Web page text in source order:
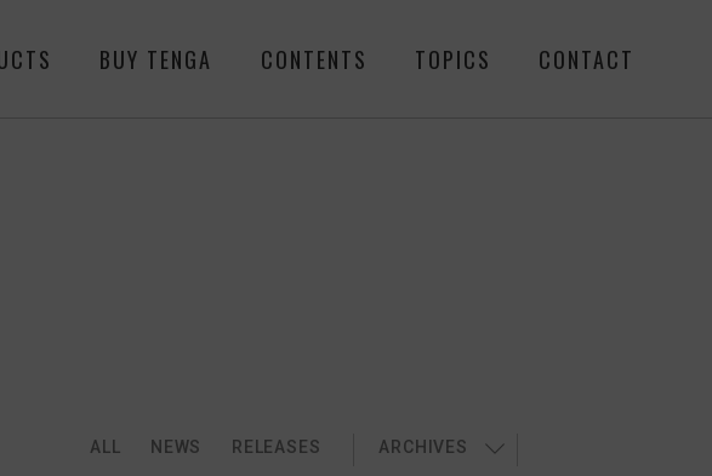
BUY TENGA CONTENTS TOPICS CONTACT
ALL NEWS RELEASES ARCHIVES